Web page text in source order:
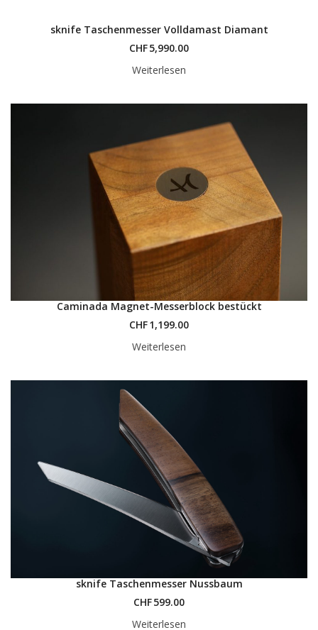
sknife Taschenmesser Volldamast Diamant
CHF5,990.00
Weiterlesen
Caminada Magnet-Messerblock bestückt
CHF1,199.00
Weiterlesen
sknife Taschenmesser Nussbaum
CHF599.00
Weiterlesen